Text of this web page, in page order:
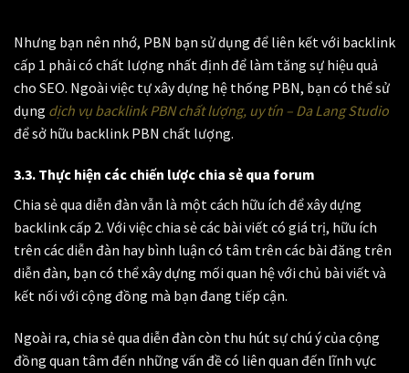
Nhưng bạn nên nhớ, PBN bạn sử dụng để liên kết với backlink
cấp 1 phải có chất lượng nhất định để làm tăng sự hiệu quả
cho SEO. Ngoài việc tự xây dựng hệ thống PBN, bạn có thể sử
dụng dịch vụ backlink PBN chất lượng, uy tín – Da Lang Studio
để sở hữu backlink PBN chất lượng.
3.3. Thực hiện các chiến lược chia sẻ qua forum
Chia sẻ qua diễn đàn vẫn là một cách hữu ích để xây dựng
backlink cấp 2. Với việc chia sẻ các bài viết có giá trị, hữu ích
trên các diễn đàn hay bình luận có tâm trên các bài đăng trên
diễn đàn, bạn có thể xây dựng mối quan hệ với chủ bài viết và
kết nối với cộng đồng mà bạn đang tiếp cận.
Ngoài ra, chia sẻ qua diễn đàn còn thu hút sự chú ý của cộng
đồng quan tâm đến những vấn đề có liên quan đến lĩnh vực